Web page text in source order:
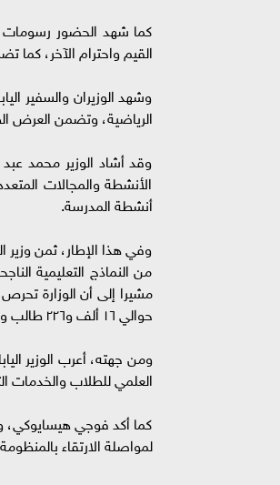
كما شهد الحضور رسومات
القيم واحترام الآخر، كما
وشهد الوزيران والسفير
الرياضية، وتضمن العرض
وقد أشاد الوزير محمد
الأنشطة والمجالات
أنشطة المدرسة.
وفي هذا الإطار، ثمن وزير
من النماذج التعليمية
حوالي ١٦ ألف و٢٢٦ طالب وطالبة و٢٦٧١ معلم ومعلمة، موضحا أن هناك إقبال كبير على هذه المدارس.
ومن جهته، أعرب الوزير
العلمي للطلاب والخدمات
كما أكد فوجي هيسايوكي،
لمواصلة الارتقاء